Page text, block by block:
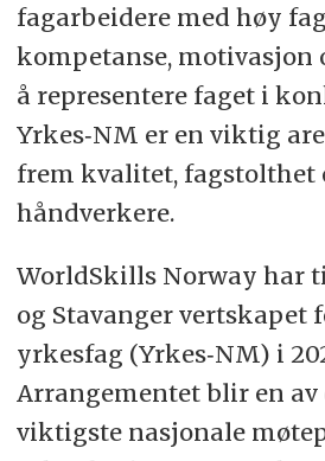
fagarbeidere med høy
kompetanse, motivasjon
å representere faget i
Yrkes‑NM er en viktig
frem kvalitet, fagstolthet
håndverkere.
WorldSkills Norway har
og Stavanger vertskapet
yrkesfag (Yrkes‑NM) i
Arrangementet blir en av
viktigste nasjonale